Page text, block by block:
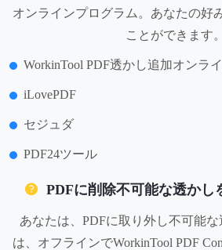
オンラインプログラム。あなたの好
ことができます。
WorkinTool PDF透かし追加オンラ
iLovePDF
セジュダ
PDF24ツール
PDFに削除不可能な透かし
あなたは、PDFに取り外し不可能
は、オフラインでWorkinTool PDF